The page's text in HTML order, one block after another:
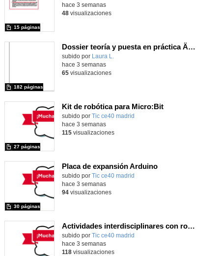
15 páginas
hace 3 semanas
48visualizaciones
Dossier teoría y puesta en práctica Äprendizaje Basado en Juegos en Educación Infantil y Primaria
Contenido educativo.
subido por Laura L.
182 páginas
hace 3 semanas
65visualizaciones
Kit de robótica para Micro:Bit
Contenido educativo.
subido por Tic ce40 madrid
27 páginas
hace 3 semanas
115visualizaciones
Placa de expansión Arduino
Contenido educativo.
subido por Tic ce40 madrid
30 páginas
hace 3 semanas
94visualizaciones
Actividades interdisciplinares con robótica y pensamiento computacional
Contenido educativo.
subido por Tic ce40 madrid
hace 3 semanas
118visualizaciones